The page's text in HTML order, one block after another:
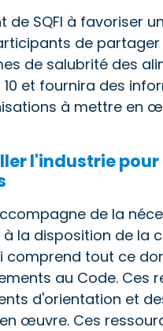
de SQFI à favoriser
de partager
de salubrité des
et fournira des
à mettre en
l'industrie
de la
la disposition de la
comprend tout ce
au Code. Ces
d'orientation et
œuvre. Ces